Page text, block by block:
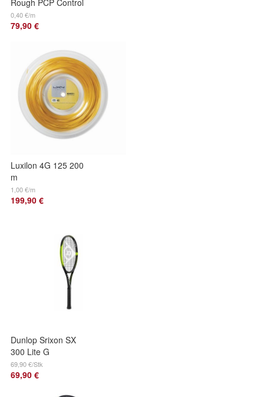
Rough PCP Control
200 m
0,40 €/m
79,90 €
Luxilon 4G 125 200
m
1,00 €/m
199,90 €
Dunlop Srixon SX
300 Lite G
unbesaitet
69,90 €/Stk
69,90 €